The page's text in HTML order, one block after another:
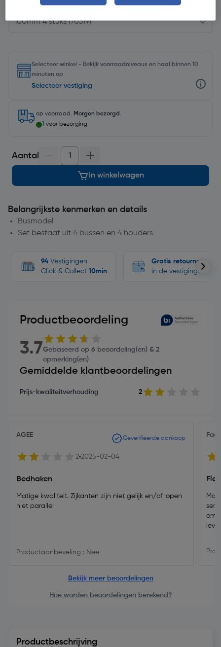
Kies productvariant(1)
Selecteer winkel - Bekijk voorraadniveaus en haal binnen 10
minuten op
Selecteer vestiging
op voorraad. Morgen bezorgd .
1 voor bezorging
Aantal
In winkelwagen
Belangrijkste kenmerken en details
Busmodel
Set bestaat uit 4 bussen en 4 houders
94 Vestigingen
Click & Collect 10min
Gratis retourneren
in de vestigingen
Productbeoordeling
3.7Gebaseerd op 6 beoordeling(en) & 2
opmerking(en)
Gemiddelde klantbeoordelingen
Prijs-kwaliteitverhouding 2
AGEE Geverifieerde aankoop
2 2025-02-04
Bedhaken
Matige kwaliteit. Zijkanten zijn niet gelijk en/of lopen
niet parallel
Productaanbeveling : Nee
om
Bekijk meer beoordelingen
Hoe worden beoordelingen berekend?
Productbeschrijving